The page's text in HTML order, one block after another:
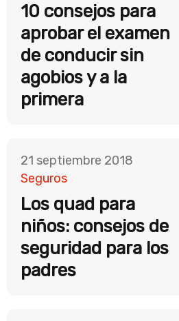
10 consejos para
aprobar el examen
de conducir sin
agobios y a la
primera
21 septiembre 2018
Seguros
Los quad para
niños: consejos de
seguridad para los
padres